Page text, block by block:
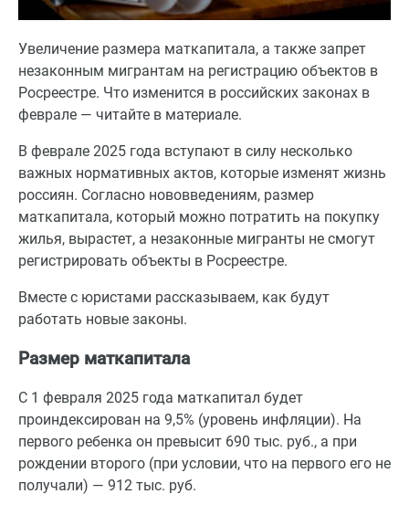
Увеличение размера маткапитала, а также запрет
незаконным мигрантам на регистрацию объектов в
Росреестре. Что изменится в российских законах в
феврале — читайте в материале.
В феврале 2025 года вступают в силу несколько
важных нормативных актов, которые изменят жизнь
россиян. Согласно нововведениям, размер
маткапитала, который можно потратить на покупку
жилья, вырастет, а незаконные мигранты не смогут
регистрировать объекты в Росреестре.
Вместе с юристами рассказываем, как будут
работать новые законы.
Размер маткапитала
С 1 февраля 2025 года маткапитал будет
проиндексирован на 9,5% (уровень инфляции). На
первого ребенка он превысит 690 тыс. руб., а при
рождении второго (при условии, что на первого его не
получали) — 912 тыс. руб.